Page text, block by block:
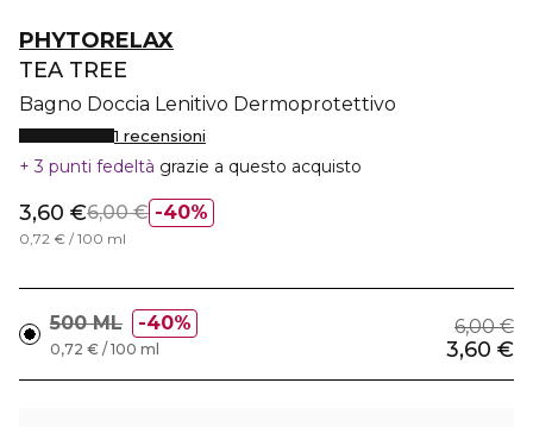
PHYTORELAX
TEA TREE
Bagno Doccia Lenitivo Dermoprotettivo
1 recensioni
3 punti fedeltà grazie a questo acquisto
40%
3,60 €6,00 €
0,72 € / 100 ml
500 ML 40% 6,00 €
3,60 €
0,72 € / 100 ml